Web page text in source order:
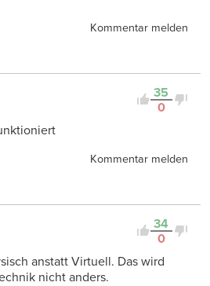
Kommentar melden
35
0
Kommentar melden
34
0
anstatt Virtuell. Das wird
nicht anders.